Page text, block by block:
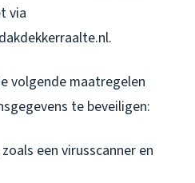
via
volgende maatregelen
te beveiligen:
een virusscanner en